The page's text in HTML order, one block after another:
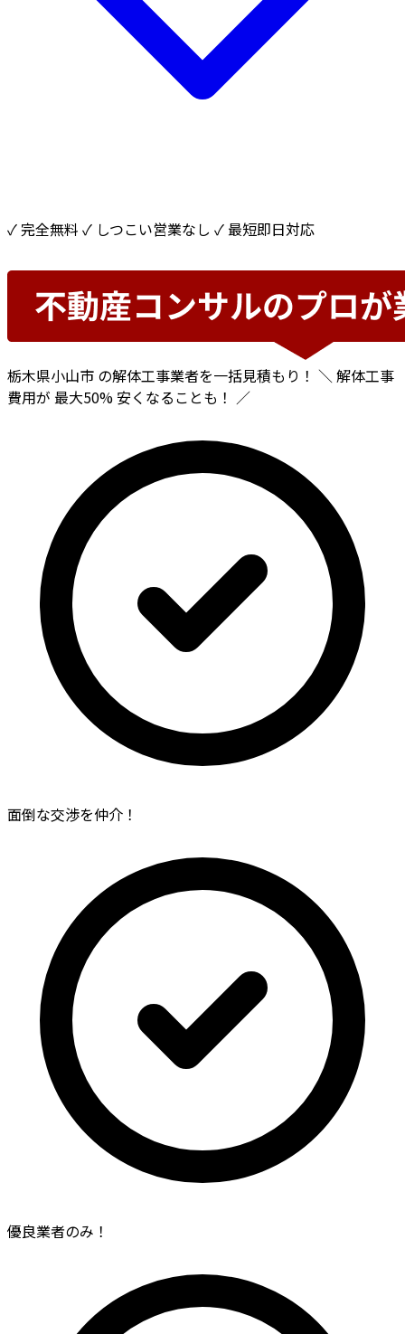
✓ 完全無料 ✓ しつこい営業なし ✓ 最短即日対応
栃木県小山市 の解体工事業者を一括見積もり！ ＼ 解体工事
費用が 最大50%安くなることも！ ／
面倒な交渉を仲介！
優良業者のみ！